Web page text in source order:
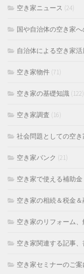
空き家ニュース (24)
国や自治体の空き家へ
自治体による空き家活
空き家物件 (71)
空き家の基礎知識 (122)
空き家調査 (16)
社会問題としての空き
空き家バンク (21)
空き家で使える補助
空き家の相続＆税金＆
空き家のリフォーム
空き家関連する記事
空き家セミナーのご案